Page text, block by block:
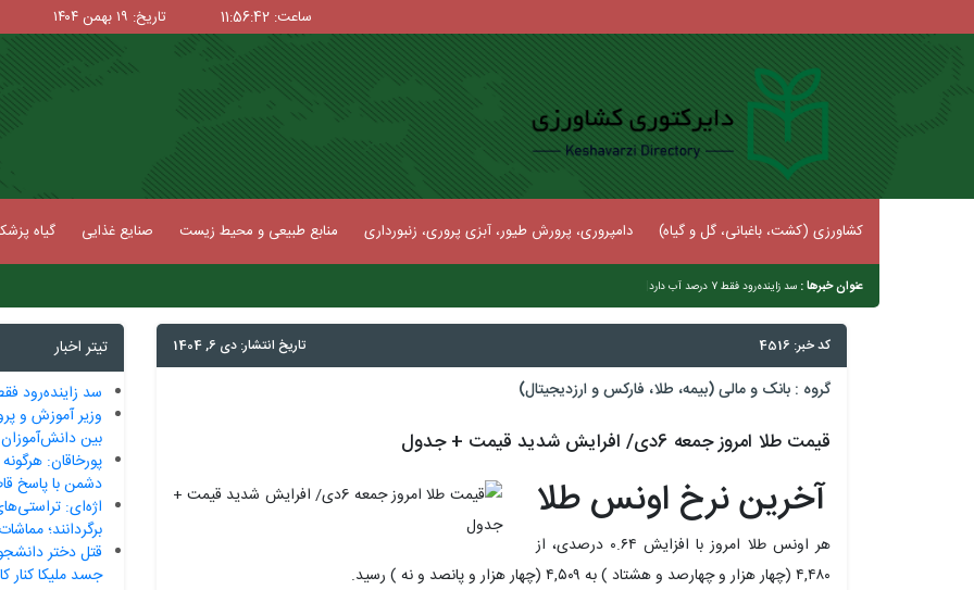
ساعت: 11:56:42 تاریخ: ۱۹ بهمن ۱۴۰۴
کشاورزی (کشت، باغبانی، گل و گیاه) دامپروری، پرورش طیور، آبزی پروری، زنبورداری منابع طبیعی و محیط زیست صنایع غذایی گیاه
عنوان خبرها : سد زاینده‌رود فقط 7 درصد آب دارد
کد خبر: 4516 تاریخ انتشار: دی 6, 1404
گروه : بانک و مالی (بیمه، طلا، فارکس و ارزدیجیتال)
قیمت طلا امروز جمعه 6دی/ افرایش شدید قیمت + جدول
آخرین نرخ اونس طلا
هر اونس طلا امروز با افزایش ۰.۶۴ درصدی، از
۴,۴۸۰ (چهار هزار و چهارصد و هشتاد ) به ۴,۵۰۹ (چهار هزار و پانصد و نه ) رسید.
تیتر اخبار
سد زاینده‌رود فقط 7 درصد آب
وزیر آموزش و
بین
پورخاقان:
دشمن با پاسخ
اژه‌ای:
برگردانند؛
قتل دختر
جسد ملیکا کنار